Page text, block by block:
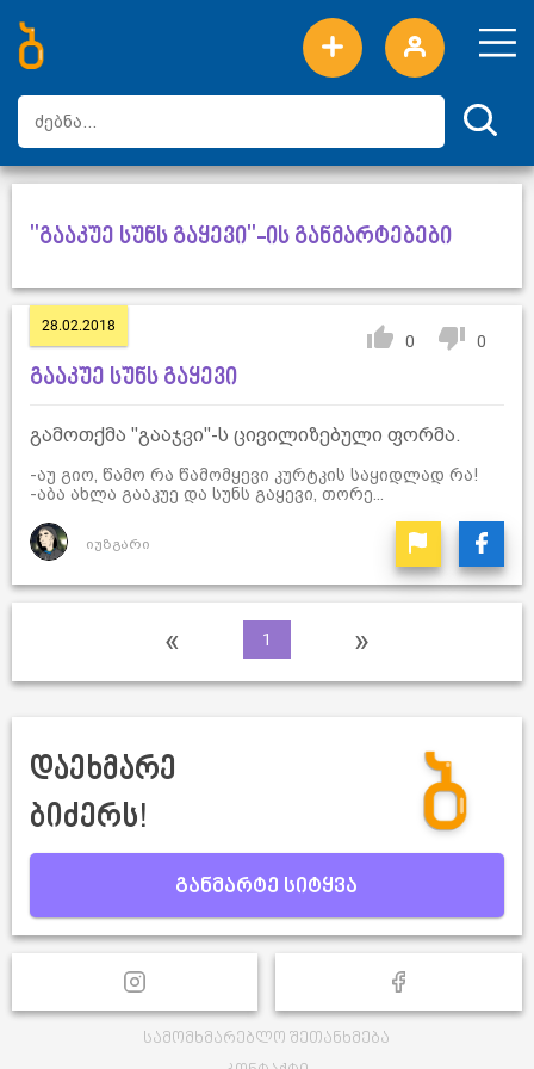
ახალი სიტყვები
ტოპ სიტყვები
დღის ტოპ სიტყვები
ტოპ მომხმარებლები
"გააკუე სუნს გაყევი"-ის განმარტებები
28.02.2018
0 0
გააკუე სუნს გაყევი
გამოთქმა "გააჯვი"-ს ცივილიზებული ფორმა.
-აუ გიო, წამო რა წამომყევი კურტკის საყიდლად რა!
-აბა ახლა გააკუე და სუნს გაყევი, თორე...
იუზგარი
« 1 »
დაეხმარე
ბიძერს!
განმარტე სიტყვა
სამომხმარებლო შეთანხმება